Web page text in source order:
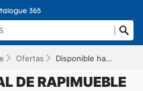
Ofertas Disponible hasta el 30/06/2026
DE RAPIMUEBLE